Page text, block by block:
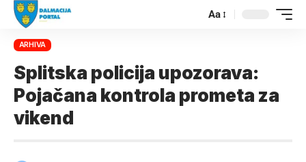
Aa
ARHIVA
Splitska policija upozorava:
Pojačana kontrola prometa za
vikend